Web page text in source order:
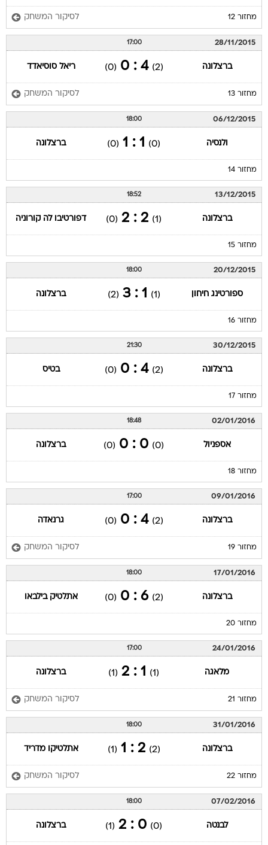
מחזור 12 לסיקור המשחק
28/11/2015
17:00
ברצלונה (2)
4 : 0
(0) ריאל סוסיאדד
מחזור 13 לסיקור המשחק
06/12/2015
18:00
ולנסיה (0)
1 : 1
(0) ברצלונה
מחזור 14
13/12/2015
18:52
ברצלונה (1)
2 : 2
(0) דפורטיבו לה קורוניה
מחזור 15
20/12/2015
18:00
ספורטינג חיחון (1)
1 : 3
(2) ברצלונה
מחזור 16
30/12/2015
21:30
ברצלונה (2)
4 : 0
(0) בטיס
מחזור 17
02/01/2016
18:48
אספניול (0)
0 : 0
(0) ברצלונה
מחזור 18
09/01/2016
17:00
ברצלונה (2)
4 : 0
(0) גרנאדה
מחזור 19 לסיקור המשחק
17/01/2016
18:00
ברצלונה (2)
6 : 0
(0) אתלטיק בילבאו
מחזור 20
24/01/2016
17:00
מלאגה (1)
1 : 2
(1) ברצלונה
מחזור 21 לסיקור המשחק
31/01/2016
18:00
ברצלונה (2)
2 : 1
(1) אתלטיקו מדריד
מחזור 22 לסיקור המשחק
07/02/2016
18:00
לבנטה (0)
0 : 2
(1) ברצלונה